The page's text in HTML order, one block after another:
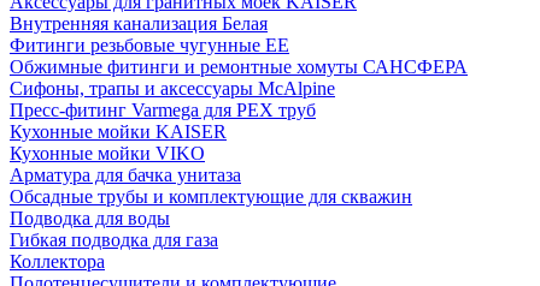
Внутренняя канализация Белая
Фитинги резьбовые чугунные EE
Обжимные фитинги и ремонтные хомуты САНСФЕРА
Сифоны, трапы и аксессуары McAlpine
Пресс-фитинг Varmega для PEX труб
Кухонные мойки KAISER
Кухонные мойки VIKO
Арматура для бачка унитаза
Обсадные трубы и комплектующие для скважин
Подводка для воды
Гибкая подводка для газа
Коллектора